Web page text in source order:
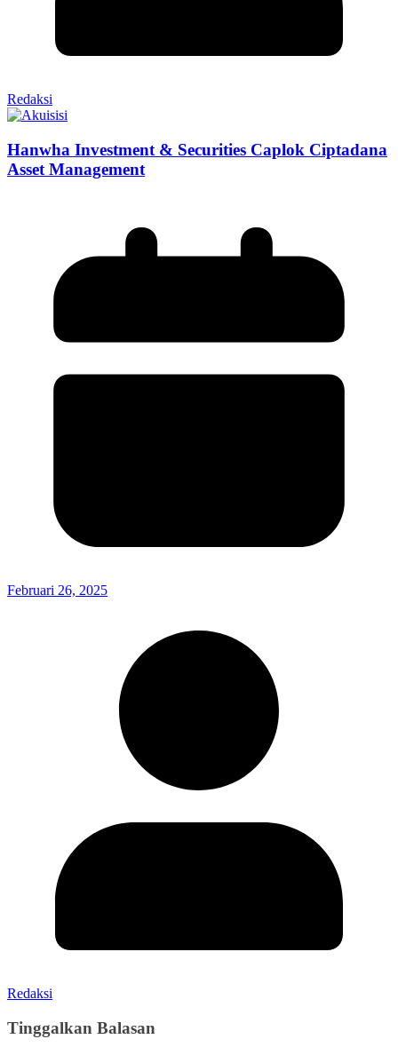
Redaksi
Hanwha Investment & Securities Caplok Ciptadana
Asset Management
Februari 26, 2025
Redaksi
Tinggalkan Balasan